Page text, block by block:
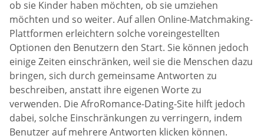
ob sie Kinder haben möchten, ob sie umziehen
möchten und so weiter. Auf allen Online-Matchmaking-
Plattformen erleichtern solche voreingestellten
Optionen den Benutzern den Start. Sie können jedoch
einige Zeiten einschränken, weil sie die Menschen dazu
bringen, sich durch gemeinsame Antworten zu
beschreiben, anstatt ihre eigenen Worte zu
verwenden. Die AfroRomance-Dating-Site hilft jedoch
dabei, solche Einschränkungen zu verringern, indem
Benutzer auf mehrere Antworten klicken können.